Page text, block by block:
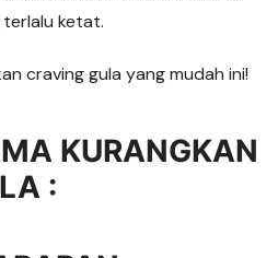
ketat.
craving gula yang mudah ini!
KURANGKAN
: